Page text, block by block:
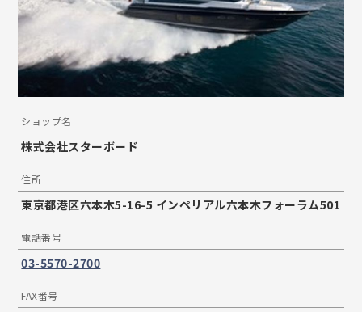
ショップ名
株式会社スターボード
住所
東京都港区六本木5-16-5 インペリアル六本木フォーラム501
電話番号
03-5570-2700
FAX番号